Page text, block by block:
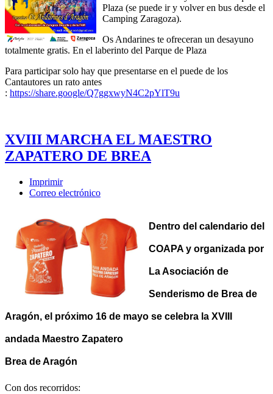
Plaza (se puede ir y volver en bus desde el
Camping Zaragoza).
Os Andarines te ofreceran un desayuno
totalmente gratis. En el laberinto del Parque de Plaza
Para participar solo hay que presentarse en el puede de los
Cantautores un rato antes
: https://share.google/Q7ggxwyN4C2pYlT9u
XVIII MARCHA EL MAESTRO
ZAPATERO DE BREA
Imprimir
Correo electrónico
Dentro del calendario del
COAPA y organizada por
La Asociación de
Senderismo de Brea de
Aragón, el próximo 16 de mayo se celebra la XVIII
andada Maestro Zapatero
Brea de Aragón
Con dos recorridos: